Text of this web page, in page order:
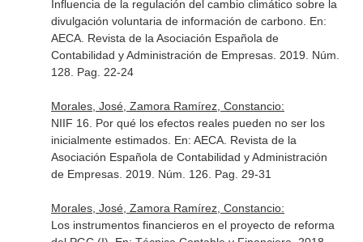
Influencia de la regulación del cambio climático sobre la
divulgación voluntaria de información de carbono. En:
AECA. Revista de la Asociación Española de
Contabilidad y Administración de Empresas. 2019. Núm.
128. Pag. 22-24
Morales, José, Zamora Ramírez, Constancio:
NIIF 16. Por qué los efectos reales pueden no ser los
inicialmente estimados. En: AECA. Revista de la
Asociación Española de Contabilidad y Administración
de Empresas. 2019. Núm. 126. Pag. 29-31
Morales, José, Zamora Ramírez, Constancio:
Los instrumentos financieros en el proyecto de reforma